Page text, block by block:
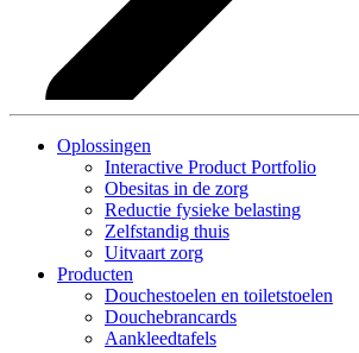
Oplossingen
Interactive Product Portfolio
Obesitas in de zorg
Reductie fysieke belasting
Zelfstandig thuis
Uitvaart zorg
Producten
Douchestoelen en toiletstoelen
Douchebrancards
Aankleedtafels